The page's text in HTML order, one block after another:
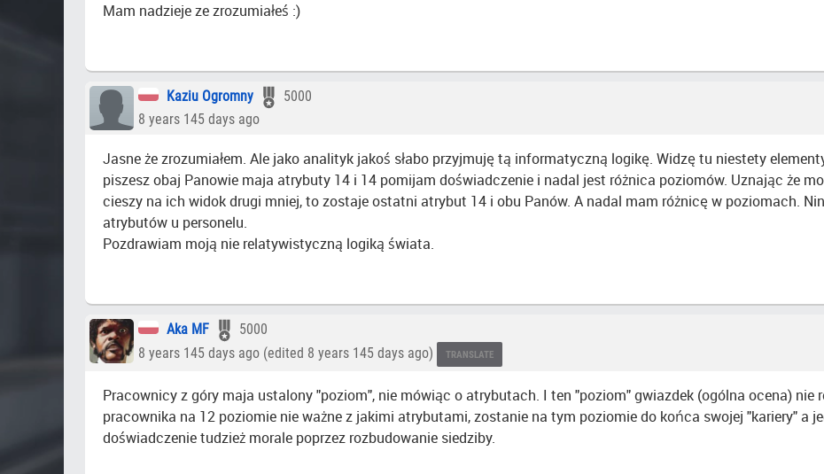
Mam nadzieje ze zrozumiałeś :)
Kaziu Ogromny
5000
8 years 145 days ago
Jasne że zrozumiałem. Ale jako analityk jakoś słabo przyjmuję tą informatyczną logikę. Widzę tu niestety
piszesz obaj Panowie maja atrybuty 14 i 14 pomijam doświadczenie i nadal jest różnica poziomów. Uznając że
cieszy na ich widok drugi mniej, to zostaje ostatni atrybut 14 i obu Panów. A nadal mam różnicę w poziomach.
atrybutów u personelu.
Pozdrawiam moją nie relatywistyczną logiką świata.
Aka MF
5000
8 years 145 days ago (edited 8 years 145 days ago)
TRANSLATE
Pracownicy z góry maja ustalony "poziom", nie mówiąc o atrybutach. I ten "poziom" gwiazdek (ogólna ocena) nie
pracownika na 12 poziomie nie ważne z jakimi atrybutami, zostanie na tym poziomie do końca swojej "kariery" a
doświadczenie tudzież morale poprzez rozbudowanie siedziby.